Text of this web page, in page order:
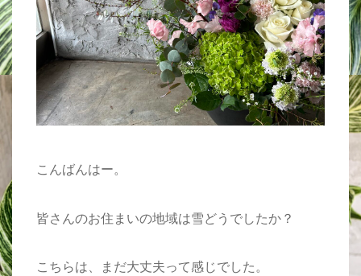
こんばんはー。
皆さんのお住まいの地域は雪どうでしたか？
こちらは、まだ大丈夫って感じでした。